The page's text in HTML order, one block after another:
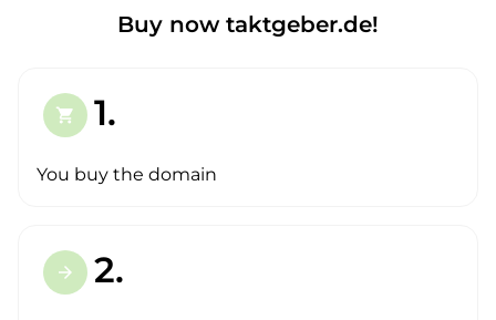
Buy now taktgeber.de!
shopping_cart 1.
You buy the domain
arrow_forward 2.